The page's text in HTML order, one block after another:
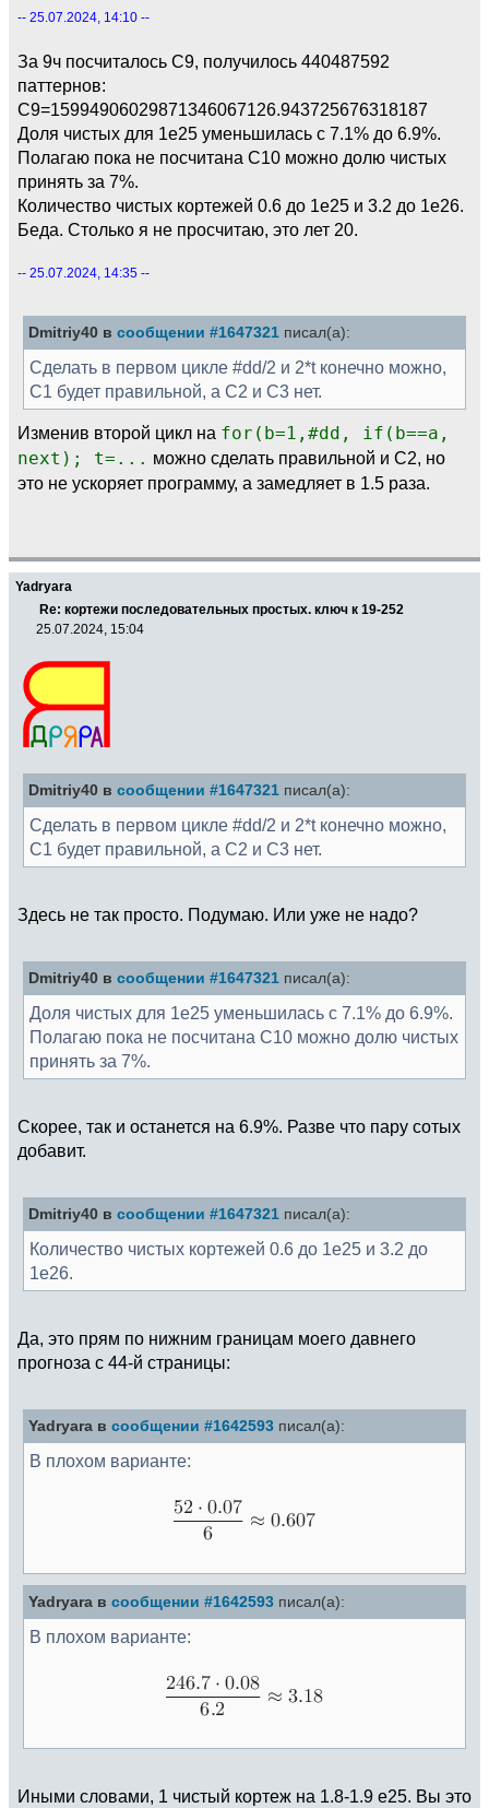
-- 25.07.2024, 14:10 --
За 9ч посчиталось C9, получилось 440487592
паттернов:
C9=15994906029871346067126.943725676318187
Доля чистых для 1e25 уменьшилась с 7.1% до 6.9%.
Полагаю пока не посчитана C10 можно долю чистых
принять за 7%.
Количество чистых кортежей 0.6 до 1e25 и 3.2 до 1e26.
Беда. Столько я не просчитаю, это лет 20.
-- 25.07.2024, 14:35 --
Dmitriy40 в сообщении #1647321 писал(а):
Сделать в первом цикле #dd/2 и 2*t конечно можно,
C1 будет правильной, а C2 и C3 нет.
Изменив второй цикл на for(b=1,#dd, if(b==a,
next); t=... можно сделать правильной и C2, но
это не ускоряет программу, а замедляет в 1.5 раза.
Yadryara
Re: кортежи последовательных простых. ключ к 19-252
25.07.2024, 15:04
Dmitriy40 в сообщении #1647321 писал(а):
Сделать в первом цикле #dd/2 и 2*t конечно можно,
C1 будет правильной, а C2 и C3 нет.
Здесь не так просто. Подумаю. Или уже не надо?
Dmitriy40 в сообщении #1647321 писал(а):
Доля чистых для 1e25 уменьшилась с 7.1% до 6.9%.
Полагаю пока не посчитана C10 можно долю чистых
принять за 7%.
Скорее, так и останется на 6.9%. Разве что пару сотых
добавит.
Dmitriy40 в сообщении #1647321 писал(а):
Количество чистых кортежей 0.6 до 1e25 и 3.2 до
1e26.
Да, это прям по нижним границам моего давнего
прогноза с 44-й страницы:
Yadryara в сообщении #1642593 писал(а):
В плохом варианте:
Yadryara в сообщении #1642593 писал(а):
В плохом варианте:
Иными словами, 1 чистый кортеж на 1.8-1.9 e25. Вы это